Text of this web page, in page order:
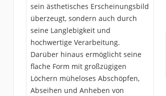
sein ästhetisches Erscheinungsbild
überzeugt, sondern auch durch
seine Langlebigkeit und
hochwertige Verarbeitung.
Darüber hinaus ermöglicht seine
flache Form mit großzügigen
Löchern müheloses Abschöpfen,
Abseihen und Anheben von